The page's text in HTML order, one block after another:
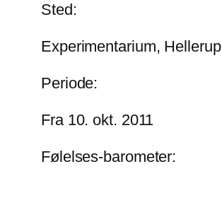
Sted:
Experimentarium, Hellerup
Periode:
Fra 10. okt. 2011
Følelses-barometer: